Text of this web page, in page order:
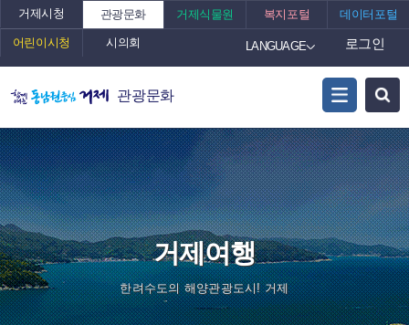
거제시청 관광문화 거제식물원 복지포털 데이터포털
어린이시청 시의회 LANGUAGE 로그인
관광문화
거제여행
한려수도의 해양관광도시! 거제